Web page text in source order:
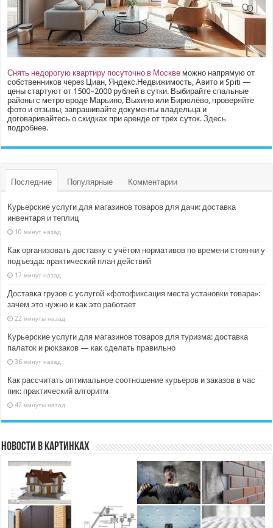
Снять недорогую квартиру посуточно в Москве можно напрямую от
собственников через Циан, Яндекс.Недвижимость, Авито и Spiti —
цены стартуют от 1500–2000 рублей в сутки. Выбирайте спальные
районы с метро вроде Марьино, Выхино или Бирюлёво, проверяйте
фото и отзывы, запрашивайте документы владельца и
договаривайтесь о скидках при аренде от трёх суток.Здесь
подробнее.
Последние Популярные Комментарии
Курьерские услуги для магазинов товаров для дачи: доставка
инвентаря и теплиц
10 минут назад
Как организовать доставку с учётом нормативов по времени стоянки у
подъезда: практический план действий
17 минут назад
Доставка грузов с услугой «фотофиксация места установки товара»:
зачем это нужно и как это работает
22 минуты назад
Курьерские услуги для магазинов товаров для туризма: доставка
палаток и рюкзаков — как сделать правильно
36 минут назад
Как рассчитать оптимальное соотношение курьеров и заказов в час
пик: практический алгоритм
42 минуты назад
Новости в картинках